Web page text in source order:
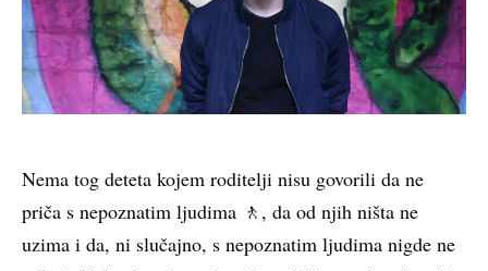
Nema tog deteta kojem roditelji nisu govorili da ne
priča s nepoznatim ljudima 🚶, da od njih ništa ne
uzima i da, ni slučajno, s nepoznatim ljudima nigde ne